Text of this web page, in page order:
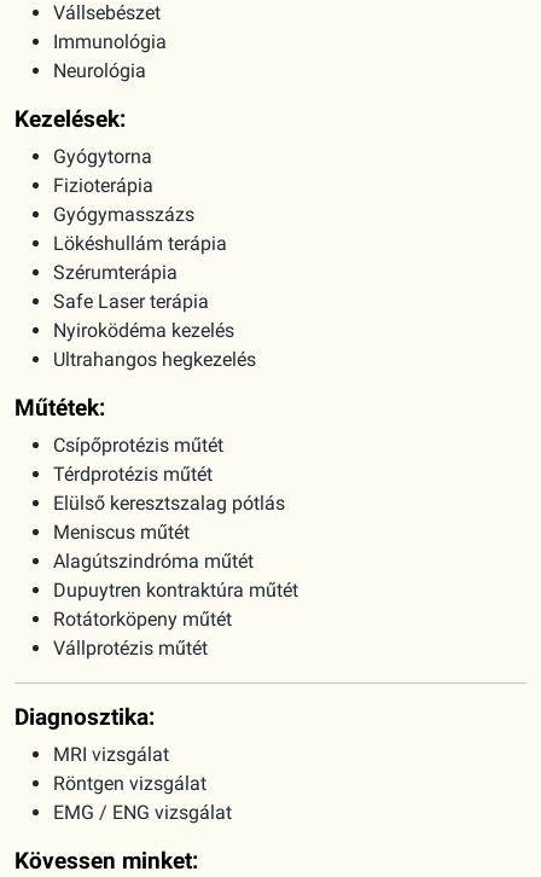
Vállsebészet
Immunológia
Neurológia
Kezelések:
Gyógytorna
Fizioterápia
Gyógymasszázs
Lökéshullám terápia
Szérumterápia
Safe Laser terápia
Nyiroködéma kezelés
Ultrahangos hegkezelés
Műtétek:
Csípőprotézis műtét
Térdprotézis műtét
Elülső keresztszalag pótlás
Meniscus műtét
Alagútszindróma műtét
Dupuytren kontraktúra műtét
Rotátorköpeny műtét
Vállprotézis műtét
Diagnosztika:
MRI vizsgálat
Röntgen vizsgálat
EMG / ENG vizsgálat
Kövessen minket: